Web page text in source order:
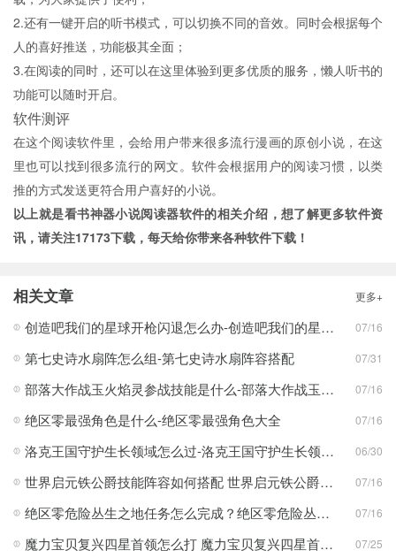
2.还有一键开启的听书模式，可以切换不同的音效。同时会根据每个
人的喜好推送，功能极其全面；
3.在阅读的同时，还可以在这里体验到更多优质的服务，懒人听书的
功能可以随时开启。
软件测评
在这个阅读软件里，会给用户带来很多流行漫画的原创小说，在这
里也可以找到很多流行的网文。软件会根据用户的阅读习惯，以类
推的方式发送更符合用户喜好的小说。
以上就是看书神器小说阅读器软件的相关介绍，想了解更多软件资
讯，请关注17173下载 ，每天给你带来各种软件下载！
相关文章 更多+
创造吧我们的星球开枪闪退怎么办-创造吧我们的星球开枪闪退合集 07/16
第七史诗水扇阵怎么组-第七史诗水扇阵容搭配 07/31
部落大作战玉火焰灵参战技能是什么-部落大作战玉火焰灵参战技能合集 07/16
绝区零最强角色是什么-绝区零最强角色大全 07/16
洛克王国守护生长领域怎么过-洛克王国守护生长领域通关攻略 06/30
世界启元铁公爵技能阵容如何搭配 世界启元铁公爵技能阵容搭配合集 07/16
绝区零危险丛生之地任务怎么完成？绝区零危险丛生之地任务完成攻略 07/16
魔力宝贝复兴四星首领怎么打 魔力宝贝复兴四星首领打法合集 07/25